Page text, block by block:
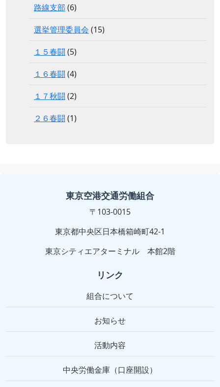
路線支部 (6)
選挙管理委員会 (15)
１５春闘 (5)
１６春闘 (4)
１７秋闘 (2)
２６春闘 (1)
東京空港交通労働組合
〒103-0015
東京都中央区日本橋箱崎町42-1
東京シティエアターミナル 本館2階
リンク
組合について
お知らせ
活動内容
中央労働金庫（口座開設）